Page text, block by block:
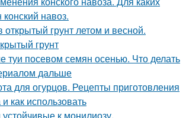
навоз.
открытый грунт летом и весной.
грунт
туи посевом семян осенью. Что делать
дальше
для огурцов. Рецепты приготовления
как использовать
к монилиозу.